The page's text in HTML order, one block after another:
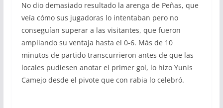
No dio demasiado resultado la arenga de Peñas, que
veía cómo sus jugadoras lo intentaban pero no
conseguían superar a las visitantes, que fueron
ampliando su ventaja hasta el 0-6. Más de 10
minutos de partido transcurrieron antes de que las
locales pudiesen anotar el primer gol, lo hizo Yunis
Camejo desde el pivote que con rabia lo celebró.